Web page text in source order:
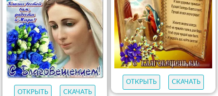
ОТКРЫТЬ СКАЧАТЬ
ОТКРЫТЬ СКАЧАТЬ